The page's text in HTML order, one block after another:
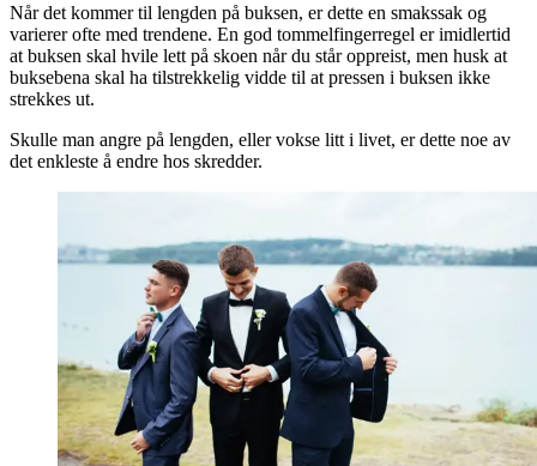
Når det kommer til lengden på buksen, er dette en smakssak og
varierer ofte med trendene. En god tommelfingerregel er imidlertid
at buksen skal hvile lett på skoen når du står oppreist, men husk at
buksebena skal ha tilstrekkelig vidde til at pressen i buksen ikke
strekkes ut.
Skulle man angre på lengden, eller vokse litt i livet, er dette noe av
det enkleste å endre hos skredder.